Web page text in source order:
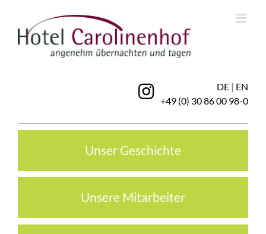
springen
DE | EN
+49 (0) 30 86 00 98-0
Unser Geschichte
Unsere Mitarbeiter